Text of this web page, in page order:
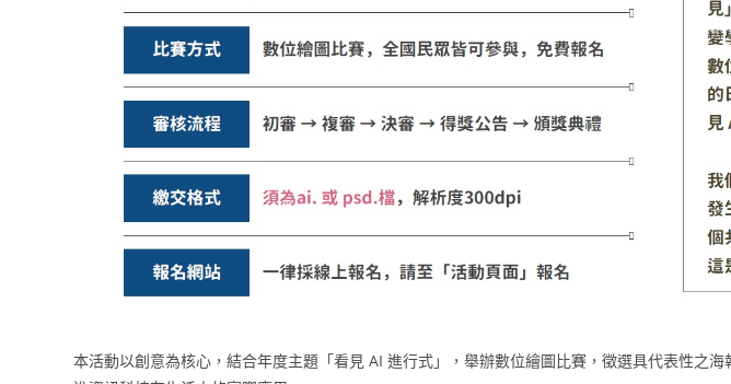
本活動以創意為核心，結合年度主題「看見 AI 進行式」，舉辦數位繪圖比賽，徵選具代表性之